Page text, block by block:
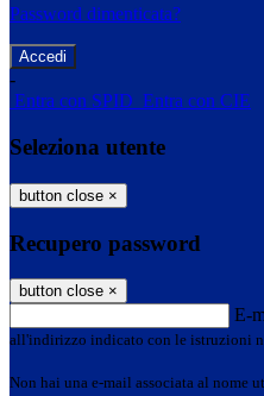
Password dimenticata?
-
Entra con SPID Entra con CIE
Seleziona utente
button close ×
Recupero password
button close ×
E-
all'indirizzo indicato con le istruzioni
Non hai una e-mail associata al nome